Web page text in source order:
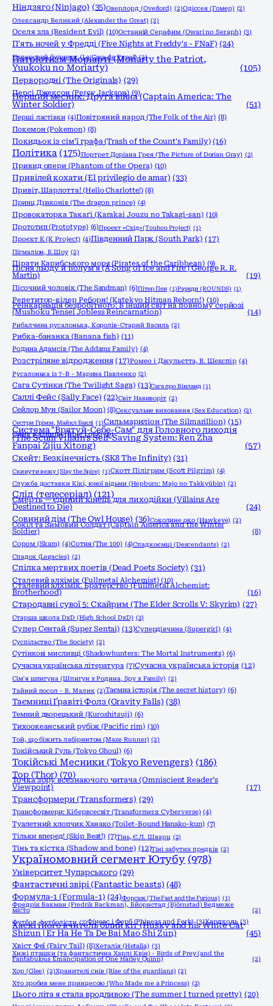
Ніндзяго (Ninjago) (35)Оверлорд (Overlord) (2)Одіссея (Гомер) (2)
Олександр Великий (Alexander the Great) (2)
Оселя зла (Resident Evil) (10)Останній Серафим (Owari no Seraph) (3)
П'ять ночей у Фредді (Five Nights at Freddy's - FNaF) (24)
Паперовий будинок (La Casa de Papel) (2)
Патріотизм Моріарті (Moriarty the Patriot,
Yuukoku no Moriarty)
(105)
Первородні (The Originals) (29)
Персі Джексон (Percy Jackson) (9)
Перший месник: Друга війна (Captain America: The
Winter Soldier)
(51)
Перші ластівки (4)Повітряний народ (The Folk of the Air) (8)
Покемон (Pokemon) (8)
Покидьок із сім'ї графа (Trash of the Count's Family) (16)
Політика (175)Портрет Доріана Грея (The Picture of Dorian Gray) (2)
Привид опери (Phantom of the Opera) (10)
Привілей кохати (El privilegio de amar) (33)
Привіт, Шарлотта! (Hello Charlotte!) (8)
Принц Драконів (The dragon prince) (4)
Провокаторка Такаґі (Karakai Jouzu no Takagi-san) (10)
Прототип (Prototype) (6)Проєкт «Схід» (Touhou Project) (1)
Проєкт К (K Project) (4)Південний Парк (South Park) (17)
Пігмаліон, Б.Шоу (2)
Пірати Карибського моря (Pirates of the Caribbean) (9)
Пісня льоду й полум'я (A Song of Ice and Fire | George R. R.
Martin)
(19)
Пісочний чоловік (The Sandman) (6)Пітер Пен (1)Раунди (ROUNDS) (1)
Репетитор-кілер Реборн! (Katekyo Hitman Reborn!) (10)
Реінкарнація безробітного: В інший світ на повному серйозі
(Mushoku Tensei Jobless Reincarnation) (14)
Рибалчина русалонька, Королів-Старий Василь (2)
Рибка-бананка (Banana fish) (11)
Родина Адамсів (The Addams Family) (4)
Розстріляне відродження (17)Ромео і Джульєтта, В. Шекспір (4)
Русалонька із 7-В - Марина Павленко (2)
Сага Сутінки (The Twilight Saga) (13)Сага про Вінланд (1)
Саллі Фейс (Sally Face) (22)Світ Навиворіт (2)
Сейлор Мун (Sailor Moon) (8)Сексуальне виховання (Sex Education) (2)
Сестри Грімм, Майкл Баклі (1)Сильмариліон (The Silmarillion) (15)
Синя в'язниця (Blue Lock) (6)
Система "Врятуй-Себе-Сам" для Головного лиходія
(The Scum Villain's Self-Saving System: Ren Zha
Fanpai Zijiu Xitong)
(57)
Скейт: Безкінечність (SK8 The Infinity) (31)
Скинути вежу (Slay the Spire) (1)Скотт Пілігрим (Scott Pilgrim) (4)
Служба доставки Кікі, юної відьми (Hepburn: Majo no Takkyūbin) (2)
Слід (телесеріал) (121)
Смерть — єдиний кінець для лиходійки (Villains Are
Destined to Die)
(24)
Совиний дім (The Owl House) (36)Соколине око (Hawkeye) (2)
Сокіл та Зимовий Солдат (Captain America and the Winter
Soldier)
(8)
Сором (Skam) (4)Сотня (The 100) (4)Спадкоємці (Descendants) (2)
Спадок (Legacies) (2)
Спілка мертвих поетів (Dead Poets Society) (31)
Сталевий алхімік (Fullmetal Alchemist) (10)
Сталевий алхімік. Братерство (Fullmetal Alchemist:
Brotherhood) (16)
Стародавні сувої 5: Скайрим (The Elder Scrolls V: Skyrim) (27)
Старша школа DxD (High School DxD) (2)
Супер Сентай (Super Sentai) (13)Супердівчина (Supergirl) (4)
Суспільство (The Society) (2)
Сутінкові мисливці (Shadowhunters: The Mortal Instruments) (6)
Сучасна українська література (7)Сучасна українська історія (12)
Сім'я шпигуна (Шпигун x Родина, Spy x Family) (2)
Тайний посол - В. Малик (2)Таємна історія (The secret history) (6)
Таємниці Ґравіті Фолз (Gravity Falls) (38)
Темний дворецький (Kuroshitsuji) (6)
Тихоокеанський рубіж (Pacific rim) (10)
Той, що біжить лабіринтом (Maze Runner) (2)
Токійський Гуль (Tokyo Ghoul) (6)
Токійські Месники (Tokyo Revengers) (186)
Тор (Thor) (70)
Точка зору всезнаючого читача (Omniscient Reader’s
Viewpoint)
(17)
Трансформери (Transformers) (29)
Трансформери: Кібервсесвіт (Transformers: Cyberverse) (4)
Туалетний хлопчик Ханако (Toilet-Bound Hanako-kun) (7)
Тільки вперед! (Skip Beat!) (7)Тінь, Є.Л. Шварц (2)
Тінь та кістка (Shadow and bone) (12)Тіні забутих предків (2)
Україномовний сегмент Ютубу (978)
Університет Чупарського (29)
Фантастичні звірі (Fantastic beasts) (48)
Формула-1 (Formula-1) (24)Форсаж (The Fast and the Furious) (1)
Фредрік Бакман (Fredrik Backman), Бйорнстад (Björnstad) Ведмеже
місто
(2)
Футбол, футболісти (2)Фінеас і Ферб (Phineas and Ferb) (3)Хардколь (3)
Хаскі і його вчитель білий кіт (Husky and his White Cat
Shizun | Er Ha He Ta De Bai Mao Shi Zun)
(45)
Хвіст Феї (Fairy Tail) (8)Хеталія (Hetalia) (3)
Хижі пташки (та фантастична Харлі Квін) - Birds of Prey (and the
Fantabulous Emancipation of One Harley Quinn)
(2)
Хор (Glee) (2)Хранителі снів (Rise of the guardians) (2)
Хто зробив мене принцесою (Who Made me a Princess) (2)
Цього літа я стала вродливою (The summer I turned pretty) (20)